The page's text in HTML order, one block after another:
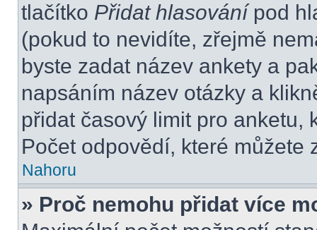
tlačítko Přidat hlasovánípod
(pokud to nevidíte, zřejmě
byste zadat název ankety a
napsáním název otázky a
přidat časový limit pro anketu,
Počet odpovědí, které můžete
Nahoru
» Proč nemohu přidat více